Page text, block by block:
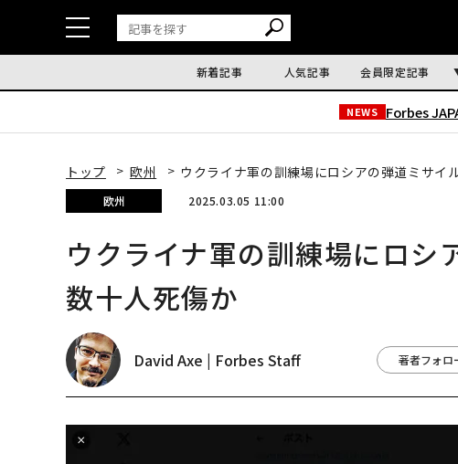
新着記事 人気記事 会員限定記事
NEWS Forbes
トップ 欧州 ウクライナ軍の訓練場にロシアの弾道ミサイ
欧州 2025.03.05 11:00
ウクライナ軍の訓練場にロシ
数十人死傷か
David Axe | Forbes Staff 著者フォロ